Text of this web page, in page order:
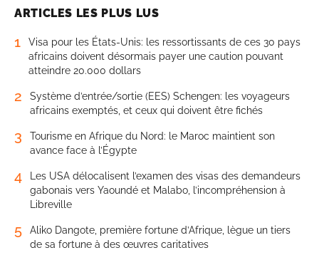
ARTICLES LES PLUS LUS
1
Visa pour les États-Unis: les ressortissants de ces 30 pays
africains doivent désormais payer une caution pouvant
atteindre 20.000 dollars
2
Système d’entrée/sortie (EES) Schengen: les voyageurs
africains exemptés, et ceux qui doivent être fichés
3
Tourisme en Afrique du Nord: le Maroc maintient son
avance face à l’Égypte
4
Les USA délocalisent l’examen des visas des demandeurs
gabonais vers Yaoundé et Malabo, l’incompréhension à
Libreville
5
Aliko Dangote, première fortune d’Afrique, lègue un tiers
de sa fortune à des œuvres caritatives